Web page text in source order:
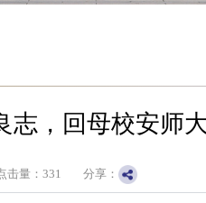
志，回母校安师
击量：331 分享：